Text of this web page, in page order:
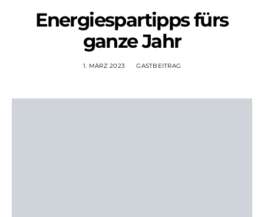
Energiespartipps fürs
ganze Jahr
1. MÄRZ 2023 GASTBEITRAG